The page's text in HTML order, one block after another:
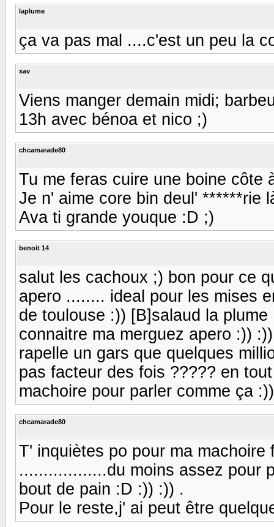
laplume
ça va pas mal ....c'est un peu la
xav
Viens manger demain midi;
13h avec bénoa et nico ;)
chcamarade80
Tu me feras cuire une boine côte
Je n' aime core bin deul' ******rie
Ava ti grande youque :D ;)
benoit 14
salut les cachoux ;) bon pour ce
apero ........ ideal pour les mises
de toulouse :)) [B]salaud la
connaitre ma merguez apero :))
rapelle un gars que quelques
pas facteur des fois ????? en
machoire pour parler comme ça
chcamarade80
T' inquiètes po pour ma
..................du moins assez pour
bout de pain :D :)) :)) .
Pour le reste,j' ai peut être